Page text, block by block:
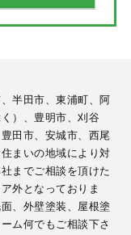
半田市、東浦町、阿
）、豊明市、刈谷
田市、安城市、西尾
まいの地域により対
までご相談を頂けた
外となっておりま
、外壁塗装、屋根塗
ム何でもご相談下さ